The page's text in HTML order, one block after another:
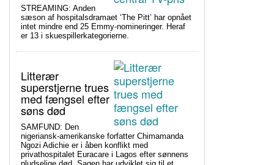
STREAMING: Anden
sæson af hospitalsdramaet ‘The Pitt’ har opnået
intet mindre end 25 Emmy-nomineringer. Heraf
er 13 i skuespillerkategorierne.
Litterær
superstjerne trues
med fængsel efter
søns død
SAMFUND: Den
nigeriansk-amerikanske forfatter Chimamanda
Ngozi Adichie er i åben konflikt med
privathospitalet Euracare i Lagos efter sønnens